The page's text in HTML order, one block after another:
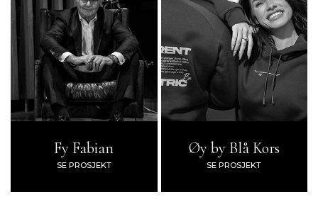
Fy Fabian
SE PROSJEKT
Øy by Blå Kors
SE PROSJEKT